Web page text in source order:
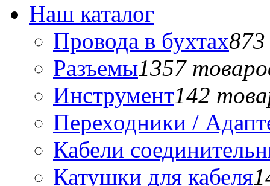
Наш каталог
Провода в бухтах
Разъемы1357
Инструмент142
Переходники /
Кабели
Катушки для кабеля